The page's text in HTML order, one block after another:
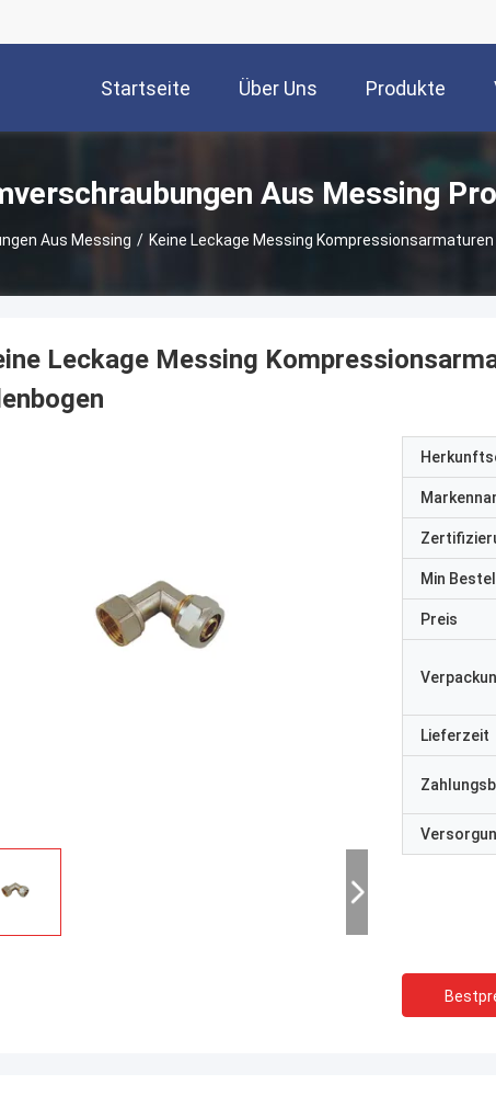
Startseite Über Uns Produkte
Aus Messing
Aus Messing / Keine Leckage Messing Kompressionsarmaturen
Leckage Messing
Min
Preis
Lieferzeit